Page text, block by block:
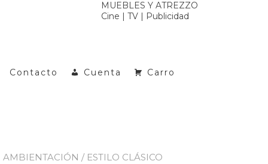
MUEBLES Y ATREZZO
Cine | TV | Publicidad
Contacto Cuenta Carro
AMBIENTACIÓN / ESTILO CLÁSICO